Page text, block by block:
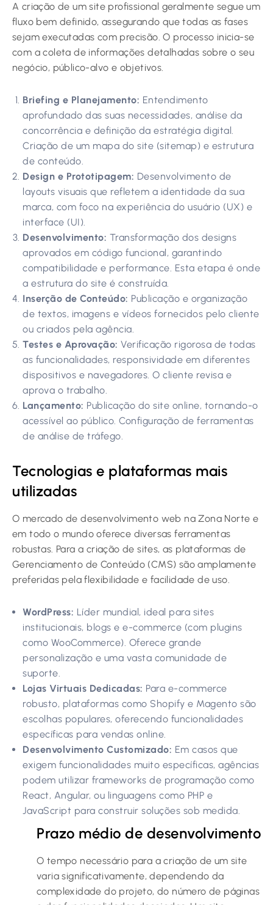
A criação de um site profissional geralmente segue um
fluxo bem definido, assegurando que todas as fases
sejam executadas com precisão. O processo inicia-se
com a coleta de informações detalhadas sobre o seu
negócio, público-alvo e objetivos.
Briefing e Planejamento: Entendimento
aprofundado das suas necessidades, análise da
concorrência e definição da estratégia digital.
Criação de um mapa do site (sitemap) e estrutura
de conteúdo.
Design e Prototipagem: Desenvolvimento de
layouts visuais que refletem a identidade da sua
marca, com foco na experiência do usuário (UX) e
interface (UI).
Desenvolvimento: Transformação dos designs
aprovados em código funcional, garantindo
compatibilidade e performance. Esta etapa é onde
a estrutura do site é construída.
Inserção de Conteúdo: Publicação e organização
de textos, imagens e vídeos fornecidos pelo cliente
ou criados pela agência.
Testes e Aprovação: Verificação rigorosa de todas
as funcionalidades, responsividade em diferentes
dispositivos e navegadores. O cliente revisa e
aprova o trabalho.
Lançamento: Publicação do site online, tornando-o
acessível ao público. Configuração de ferramentas
de análise de tráfego.
Tecnologias e plataformas mais
utilizadas
O mercado de desenvolvimento web na Zona Norte e
em todo o mundo oferece diversas ferramentas
robustas. Para a criação de sites, as plataformas de
Gerenciamento de Conteúdo (CMS) são amplamente
preferidas pela flexibilidade e facilidade de uso.
WordPress: Líder mundial, ideal para sites
institucionais, blogs e e-commerce (com plugins
como WooCommerce). Oferece grande
personalização e uma vasta comunidade de
suporte.
Lojas Virtuais Dedicadas: Para e-commerce
robusto, plataformas como Shopify e Magento são
escolhas populares, oferecendo funcionalidades
específicas para vendas online.
Desenvolvimento Customizado: Em casos que
exigem funcionalidades muito específicas, agências
podem utilizar frameworks de programação como
React, Angular, ou linguagens como PHP e
JavaScript para construir soluções sob medida.
Prazo médio de desenvolvimento
O tempo necessário para a criação de um site
varia significativamente, dependendo da
complexidade do projeto, do número de páginas